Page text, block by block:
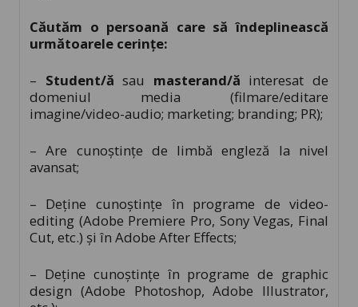
Căutăm o persoană care să îndeplinească
următoarele cerinţe:
– Student/ăsau masterand/ă interesat de
domeniul media (filmare/editare
imagine/video-audio; marketing; branding; PR);
– Are cunoştinţe de limbă engleză la nivel
avansat;
– Deţine cunoştinţe în programe de video-
editing (Adobe Premiere Pro, Sony Vegas, Final
Cut, etc.) şi în Adobe After Effects;
– Deţine cunoştinţe în programe de graphic
design (Adobe Photoshop, Adobe Illustrator,